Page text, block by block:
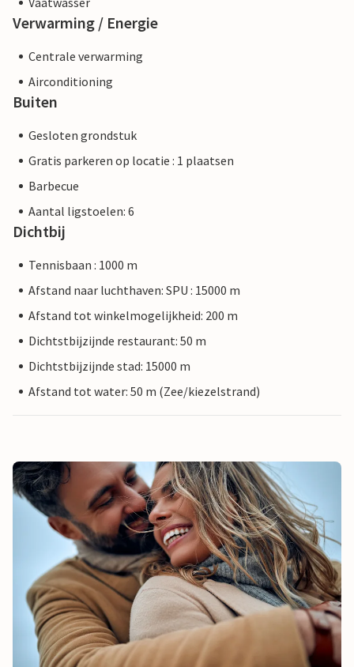
Verwarming / Energie
Centrale verwarming
Airconditioning
Buiten
Gesloten grondstuk
Gratis parkeren op locatie : 1 plaatsen
Barbecue
Aantal ligstoelen: 6
Dichtbij
Tennisbaan : 1000 m
Afstand naar luchthaven: SPU : 15000 m
Afstand tot winkelmogelijkheid: 200 m
Dichtstbijzijnde restaurant: 50 m
Dichtstbijzijnde stad: 15000 m
Afstand tot water: 50 m (Zee/kiezelstrand)